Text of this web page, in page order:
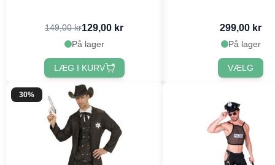
149,00 kr129,00 kr
På lager
LÆG I KURV
299,00 kr
På lager
VÆLG
30%